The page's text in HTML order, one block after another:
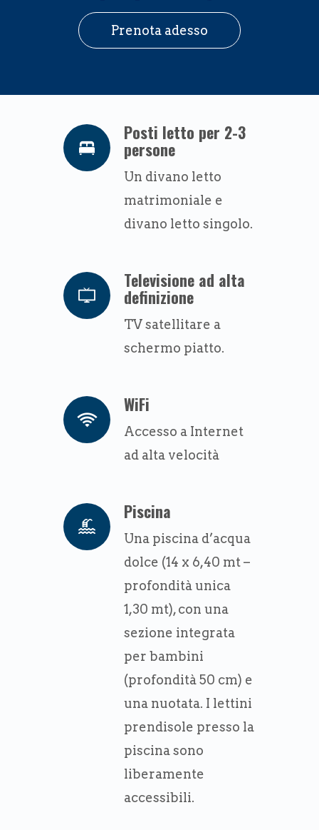
Prenota adesso
Posti letto per 2-3
persone
Un divano letto
matrimoniale e
divano letto singolo.
Televisione ad alta
definizione
TV satellitare a
schermo piatto.
WiFi
Accesso a Internet
ad alta velocità
Piscina
Una piscina d’acqua
dolce (14 x 6,40 mt –
profondità unica
1,30 mt), con una
sezione integrata
per bambini
(profondità 50 cm) e
una nuotata. I lettini
prendisole presso la
piscina sono
liberamente
accessibili.